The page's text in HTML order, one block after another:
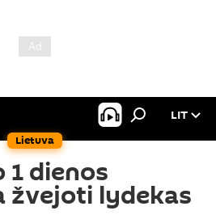
Lietuva
LIT
1 dienos
žvejoti lydekas